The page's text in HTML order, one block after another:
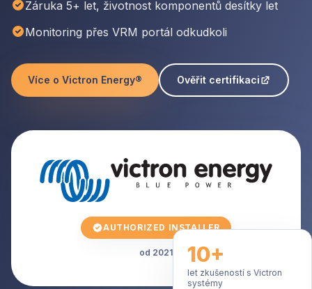
Záruka 5+ let, životnost komponentů desítky let
Monitoring přes VRM portál odkudkoli
Více o Victron Energy® Ověřit certifikaci
AUTHORIZED INSTALLER
od 2021 10+
let zkušeností s Victron
systémy